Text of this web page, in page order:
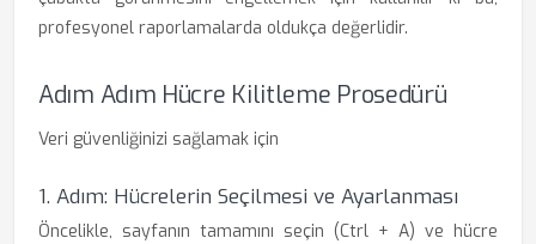
profesyonel raporlamalarda oldukça değerlidir.
Adım Adım Hücre Kilitleme Prosedürü
Veri güvenliğinizi sağlamak için
1. Adım: Hücrelerin Seçilmesi ve Ayarlanması
Öncelikle, sayfanın tamamını seçin (Ctrl + A) ve hücre